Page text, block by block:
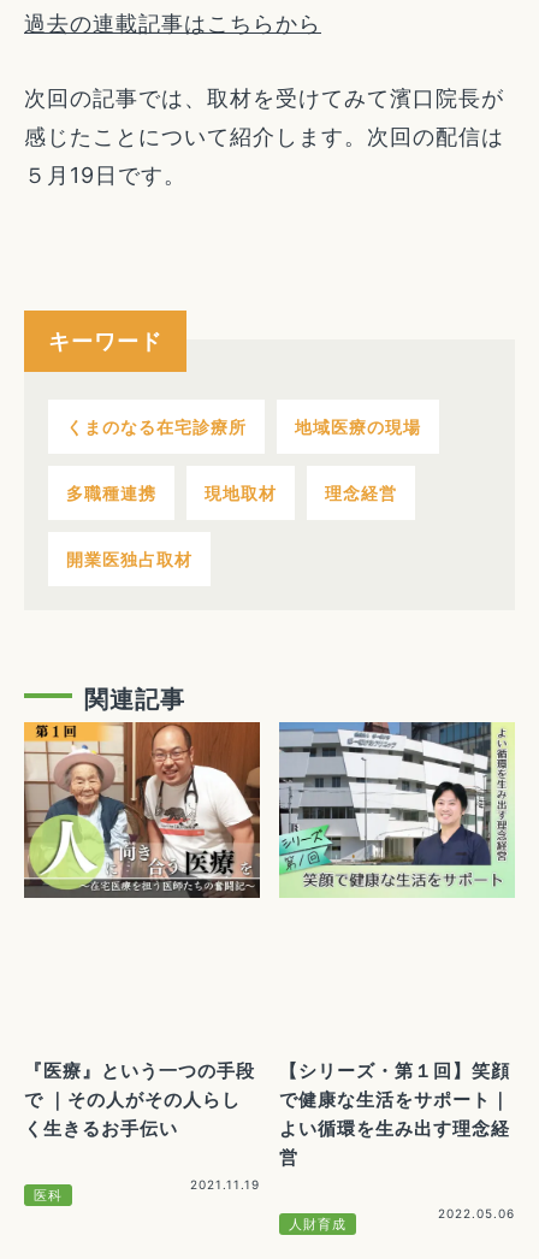
過去の連載記事はこちらから
次回の記事では、取材を受けてみて濱口院長が
感じたことについて紹介します。次回の配信は
５月19日です。
キーワード
くまのなる在宅診療所 地域医療の現場
多職種連携 現地取材 理念経営
開業医独占取材
関連記事
『医療』という一つの手段
で ｜その人がその人らし
く生きるお手伝い
医科
2021.11.19
【シリーズ・第１回】笑顔
で健康な生活をサポート｜
よい循環を生み出す理念経
営
人財育成
2022.05.06